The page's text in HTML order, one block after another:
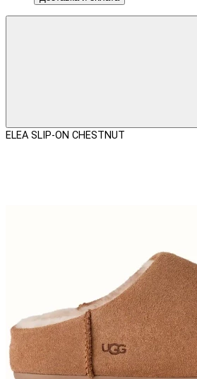
ELEA SLIP-ON CHESTNUT